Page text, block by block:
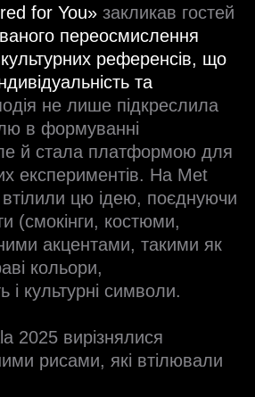
for You» закликав гостей
переосмислення
референсів, що
та
не лише підкреслила
в формуванні
й стала платформою для
експериментів. На Met
втілили цю ідею, поєднуючи
(смокінги, костюми,
акцентами, такими як
кольори,
і культурні символи.
2025 вирізнялися
рисами, які втілювали